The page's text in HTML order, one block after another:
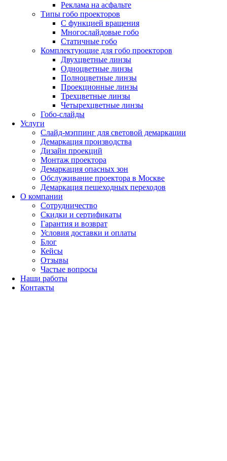
Реклама на асфальте
Типы гобо проекторов
С функцией вращения
Многослайдовые гобо
Статичные гобо
Комплектующие для гобо проекторов
Двухцветные линзы
Одноцветные линзы
Полноцветные линзы
Проекционные линзы
Трехцветные линзы
Четырехцветные линзы
Гобо-слайды
Услуги
Слайд-мэппинг для световой демаркации
Демаркация производства
Дизайн проекций
Монтаж проектора
Демаркация опасных зон
Обслуживание проектора в Москве
Демаркация пешеходных переходов
О компании
Сотрудничество
Скидки и сертификаты
Гарантия и возврат
Условия доставки и оплаты
Блог
Кейсы
Отзывы
Частые вопросы
Наши работы
Контакты